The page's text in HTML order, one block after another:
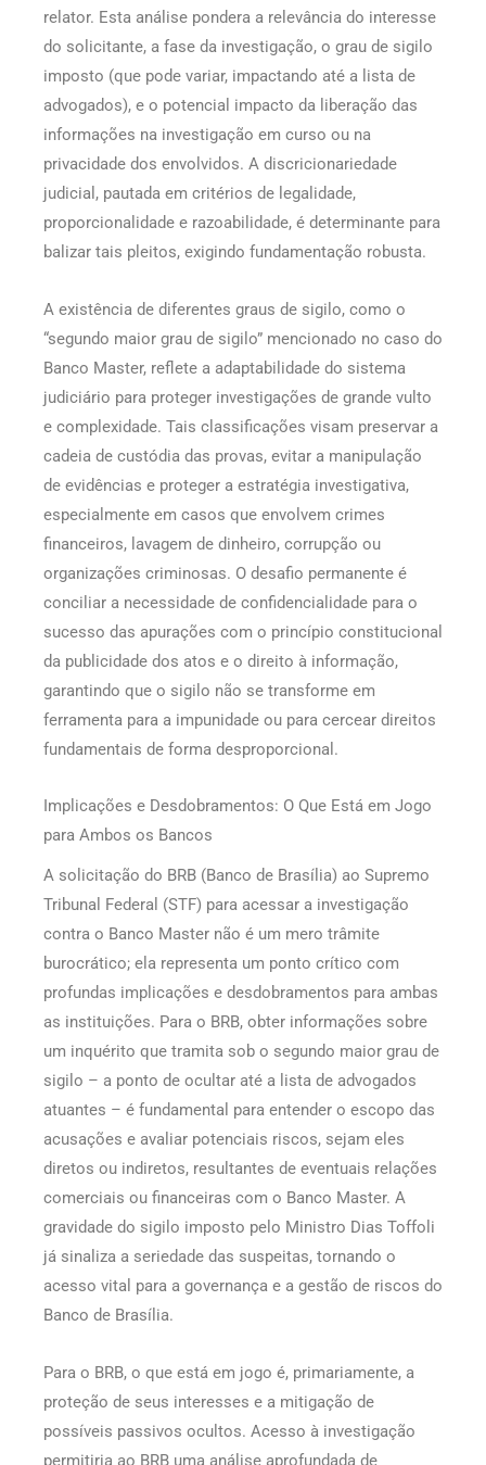
relator. Esta análise pondera a relevância do interesse
do solicitante, a fase da investigação, o grau de sigilo
imposto (que pode variar, impactando até a lista de
advogados), e o potencial impacto da liberação das
informações na investigação em curso ou na
privacidade dos envolvidos. A discricionariedade
judicial, pautada em critérios de legalidade,
proporcionalidade e razoabilidade, é determinante para
balizar tais pleitos, exigindo fundamentação robusta.
A existência de diferentes graus de sigilo, como o
“segundo maior grau de sigilo” mencionado no caso do
Banco Master, reflete a adaptabilidade do sistema
judiciário para proteger investigações de grande vulto
e complexidade. Tais classificações visam preservar a
cadeia de custódia das provas, evitar a manipulação
de evidências e proteger a estratégia investigativa,
especialmente em casos que envolvem crimes
financeiros, lavagem de dinheiro, corrupção ou
organizações criminosas. O desafio permanente é
conciliar a necessidade de confidencialidade para o
sucesso das apurações com o princípio constitucional
da publicidade dos atos e o direito à informação,
garantindo que o sigilo não se transforme em
ferramenta para a impunidade ou para cercear direitos
fundamentais de forma desproporcional.
Implicações e Desdobramentos: O Que Está em Jogo
para Ambos os Bancos
A solicitação do BRB (Banco de Brasília) ao Supremo
Tribunal Federal (STF) para acessar a investigação
contra o Banco Master não é um mero trâmite
burocrático; ela representa um ponto crítico com
profundas implicações e desdobramentos para ambas
as instituições. Para o BRB, obter informações sobre
um inquérito que tramita sob o segundo maior grau de
sigilo – a ponto de ocultar até a lista de advogados
atuantes – é fundamental para entender o escopo das
acusações e avaliar potenciais riscos, sejam eles
diretos ou indiretos, resultantes de eventuais relações
comerciais ou financeiras com o Banco Master. A
gravidade do sigilo imposto pelo Ministro Dias Toffoli
já sinaliza a seriedade das suspeitas, tornando o
acesso vital para a governança e a gestão de riscos do
Banco de Brasília.
Para o BRB, o que está em jogo é, primariamente, a
proteção de seus interesses e a mitigação de
possíveis passivos ocultos. Acesso à investigação
permitiria ao BRB uma análise aprofundada de